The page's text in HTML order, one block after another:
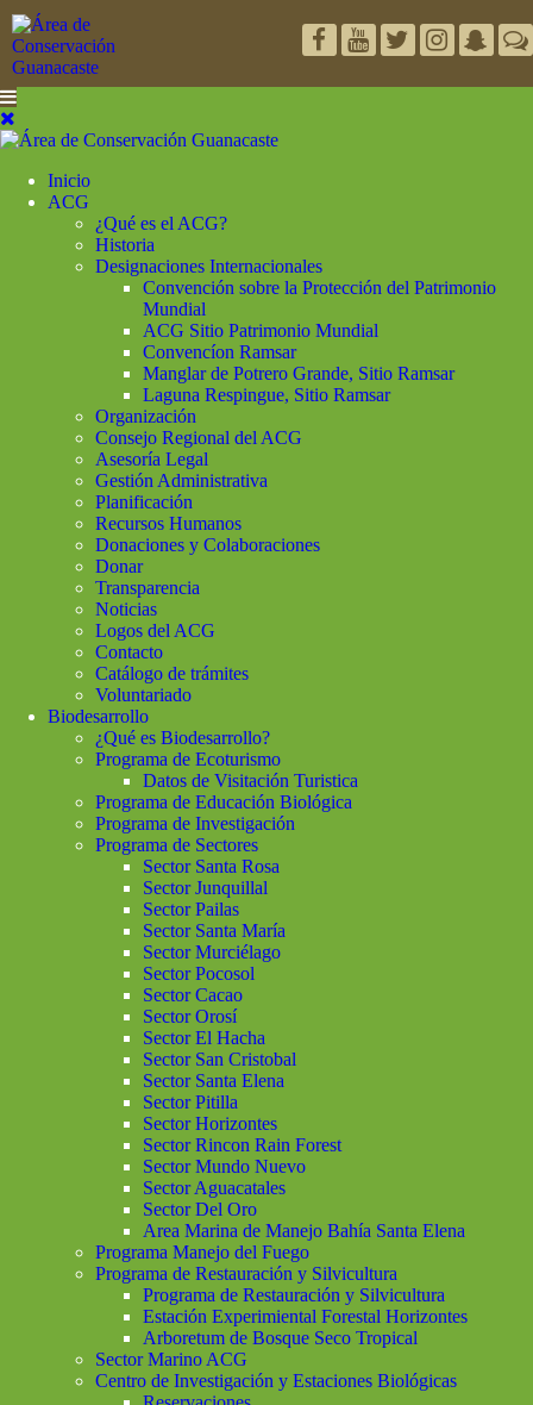
Inicio
ACG
¿Qué es el ACG?
Historia
Designaciones Internacionales
Convención sobre la Protección del Patrimonio
Mundial
ACG Sitio Patrimonio Mundial
Convencíon Ramsar
Manglar de Potrero Grande, Sitio Ramsar
Laguna Respingue, Sitio Ramsar
Organización
Consejo Regional del ACG
Asesoría Legal
Gestión Administrativa
Planificación
Recursos Humanos
Donaciones y Colaboraciones
Donar
Transparencia
Noticias
Logos del ACG
Contacto
Catálogo de trámites
Voluntariado
Biodesarrollo
¿Qué es Biodesarrollo?
Programa de Ecoturismo
Datos de Visitación Turistica
Programa de Educación Biológica
Programa de Investigación
Programa de Sectores
Sector Santa Rosa
Sector Junquillal
Sector Pailas
Sector Santa María
Sector Murciélago
Sector Pocosol
Sector Cacao
Sector Orosí
Sector El Hacha
Sector San Cristobal
Sector Santa Elena
Sector Pitilla
Sector Horizontes
Sector Rincon Rain Forest
Sector Mundo Nuevo
Sector Aguacatales
Sector Del Oro
Area Marina de Manejo Bahía Santa Elena
Programa Manejo del Fuego
Programa de Restauración y Silvicultura
Programa de Restauración y Silvicultura
Estación Experimiental Forestal Horizontes
Arboretum de Bosque Seco Tropical
Sector Marino ACG
Centro de Investigación y Estaciones Biológicas